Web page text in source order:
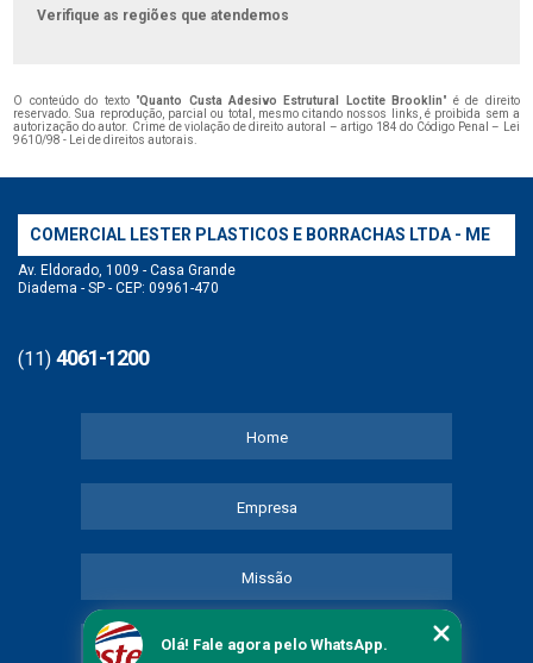
Verifique as regiões que atendemos
O conteúdo do texto "Quanto Custa Adesivo Estrutural Loctite Brooklin" é de direito
reservado. Sua reprodução, parcial ou total, mesmo citando nossos links, é proibida sem a
autorização do autor. Crime de violação de direito autoral – artigo 184 do Código Penal – Lei
9610/98 - Lei de direitos autorais.
COMERCIAL LESTER PLASTICOS E BORRACHAS LTDA - ME
Av. Eldorado, 1009 - Casa Grande
Diadema - SP - CEP: 09961-470
(11) 4061-1200
Home
Empresa
Missão
Serviços
Olá! Fale agora pelo WhatsApp.